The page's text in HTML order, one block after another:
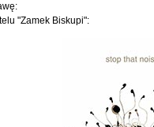
"Zamek Biskupi":